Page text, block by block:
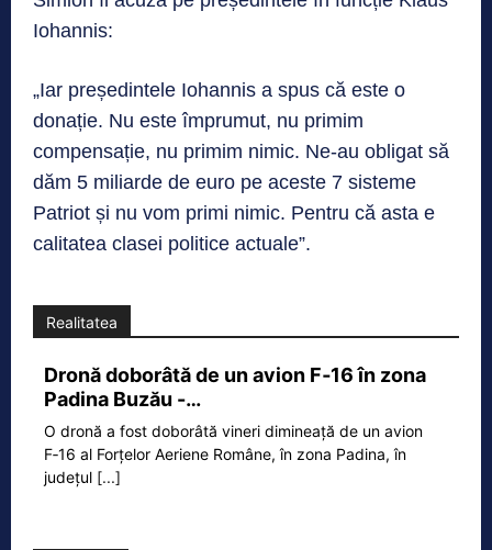
Iohannis:
„Iar președintele Iohannis a spus că este o
donație. Nu este împrumut, nu primim
compensație, nu primim nimic. Ne-au obligat să
dăm 5 miliarde de euro pe aceste 7 sisteme
Patriot și nu vom primi nimic. Pentru că asta e
calitatea clasei politice actuale”.
Realitatea
Dronă doborâtă de un avion F‑16 în zona
Padina Buzău -…
O dronă a fost doborâtă vineri dimineață de un avion
F‑16 al Forțelor Aeriene Române, în zona Padina, în
județul [...]